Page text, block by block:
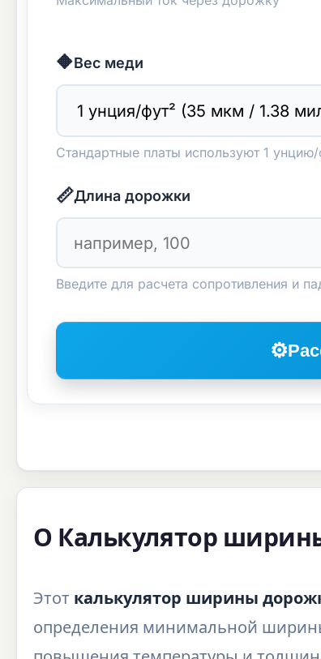
🔶Вес меди
Стандартные платы используют 1 унцию/
📏Длина дорожки
Введите для расчета сопротивления и
⚙️
О Калькулятор
Этот калькулятор ширины
определения минимальной